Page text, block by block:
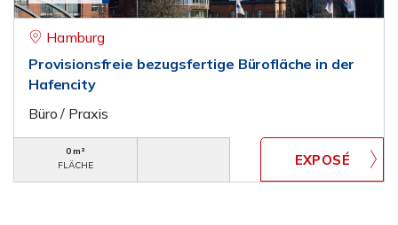
Hamburg
Provisionsfreie bezugsfertige Bürofläche in der
Hafencity
Büro / Praxis
0 m²
FLÄCHE